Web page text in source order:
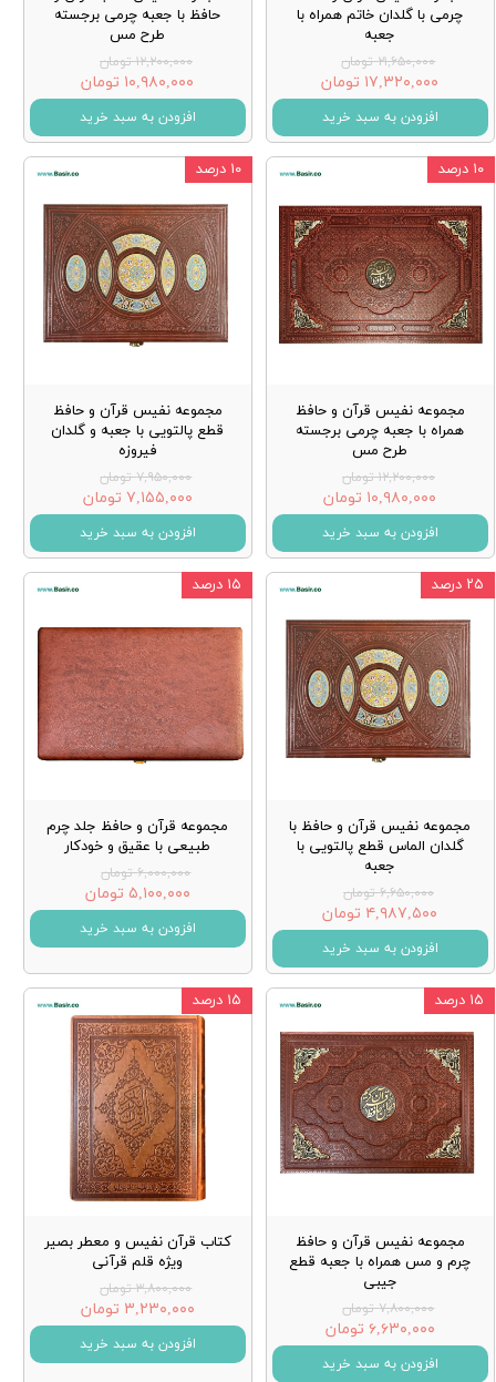
چرمی با گلدان خاتم همراه با
جعبه
۲۱,۶۵۰,۰۰۰ تومان
۱۷,۳۲۰,۰۰۰ تومان
افزودن به سبد خرید
حافظ با جعبه چرمی برجسته
طرح مس
۱۲,۲۰۰,۰۰۰ تومان
۱۰,۹۸۰,۰۰۰ تومان
افزودن به سبد خرید
مجموعه نفیس قرآن و حافظ
همراه با جعبه چرمی برجسته
طرح مس
۱۲,۲۰۰,۰۰۰ تومان
۱۰,۹۸۰,۰۰۰ تومان
افزودن به سبد خرید
۱۰ درصد
مجموعه نفیس قرآن و حافظ
قطع پالتویی با جعبه و گلدان
فیروزه
۷,۹۵۰,۰۰۰ تومان
۷,۱۵۵,۰۰۰ تومان
افزودن به سبد خرید
۱۰ درصد
مجموعه نفیس قرآن و حافظ با
گلدان الماس قطع پالتویی با
جعبه
۶,۶۵۰,۰۰۰ تومان
۴,۹۸۷,۵۰۰ تومان
افزودن به سبد خرید
۲۵ درصد
مجموعه قرآن و حافظ جلد چرم
طبیعی با عقیق و خودکار
۶,۰۰۰,۰۰۰ تومان
۵,۱۰۰,۰۰۰ تومان
افزودن به سبد خرید
۱۵ درصد
مجموعه نفیس قرآن و حافظ
چرم و مس همراه با جعبه قطع
جیبی
۷,۸۰۰,۰۰۰ تومان
۶,۶۳۰,۰۰۰ تومان
افزودن به سبد خرید
۱۵ درصد
کتاب قرآن نفیس و معطر بصیر
ویژه قلم قرآنی
۳,۸۰۰,۰۰۰ تومان
۳,۲۳۰,۰۰۰ تومان
افزودن به سبد خرید
۱۵ درصد